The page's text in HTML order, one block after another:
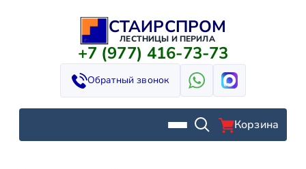
СТАИРСПРОМ
ЛЕСТНИЦЫ И ПЕРИЛА
+7 (977) 416-73-73
Обратный звонок
Корзина